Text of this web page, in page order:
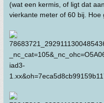
(wat een kermis, of ligt dat
vierkante meter of 60 bij.